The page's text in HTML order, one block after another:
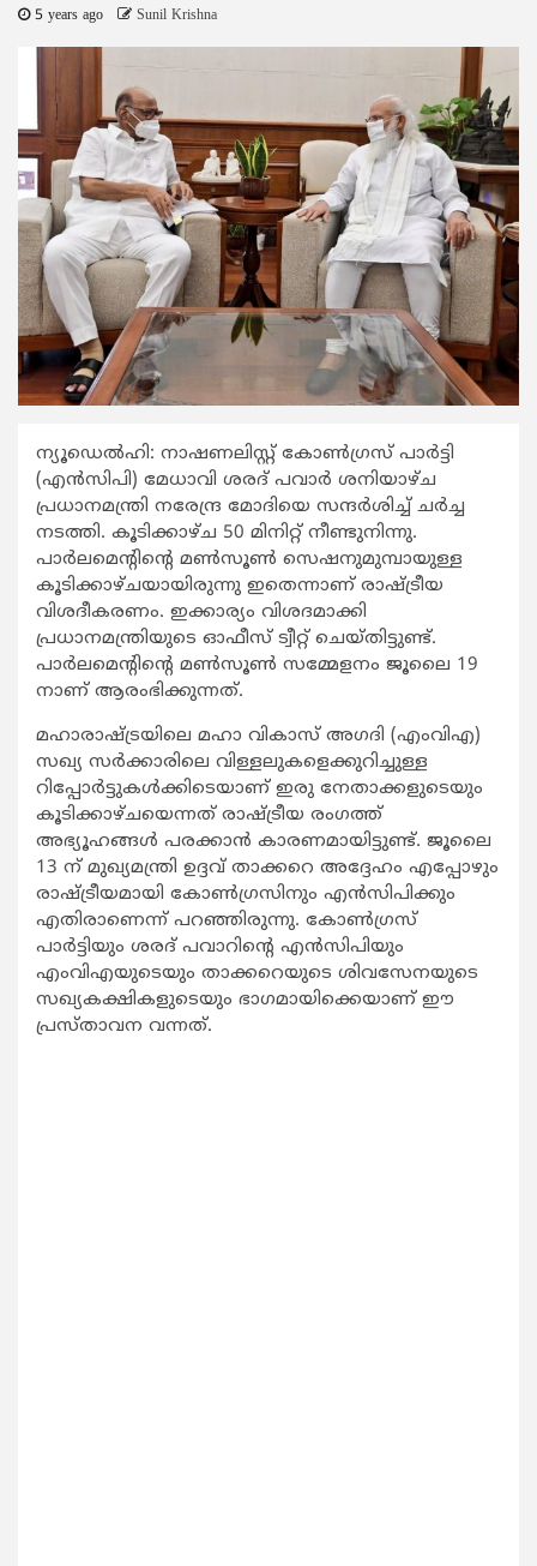
5 years ago Sunil Krishna
ന്യൂഡെല്‍ഹി: നാഷണലിസ്റ്റ് കോണ്‍ഗ്രസ് പാര്‍ട്ടി
(എന്‍സിപി) മേധാവി ശരദ് പവാര്‍ ശനിയാഴ്ച
പ്രധാനമന്ത്രി നരേന്ദ്ര മോദിയെ സന്ദര്‍ശിച്ച് ചര്‍ച്ച
നടത്തി. കൂടിക്കാഴ്ച 50 മിനിറ്റ് നീണ്ടുനിന്നു.
പാര്‍ലമെന്‍റിന്‍റെ മണ്‍സൂണ്‍ സെഷനുമുമ്പായുള്ള
കൂടിക്കാഴ്ചയായിരുന്നു ഇതെന്നാണ് രാഷ്ട്രീയ
വിശദീകരണം. ഇക്കാര്യം വിശദമാക്കി
പ്രധാനമന്ത്രിയുടെ ഓഫീസ് ട്വീറ്റ് ചെയ്തിട്ടുണ്ട്.
പാര്‍ലമെന്‍റിന്‍റെ മണ്‍സൂണ്‍ സമ്മേളനം ജൂലൈ 19
നാണ് ആരംഭിക്കുന്നത്.
മഹാരാഷ്ട്രയിലെ മഹാ വികാസ് അഗദി (എംവിഎ)
സഖ്യ സര്‍ക്കാരിലെ വിള്ളലുകളെക്കുറിച്ചുള്ള
റിപ്പോര്‍ട്ടുകള്‍ക്കിടെയാണ് ഇരു നേതാക്കളുടെയും
കൂടിക്കാഴ്ചയെന്നത് രാഷ്ട്രീയ രംഗത്ത്
അഭ്യൂഹങ്ങള്‍ പരക്കാന്‍ കാരണമായിട്ടുണ്ട്. ജൂലൈ
13 ന് മുഖ്യമന്ത്രി ഉദ്ദവ് താക്കറെ അദ്ദേഹം എപ്പോഴും
രാഷ്ട്രീയമായി കോണ്‍ഗ്രസിനും എന്‍സിപിക്കും
എതിരാണെന്ന് പറഞ്ഞിരുന്നു. കോണ്‍ഗ്രസ്
പാര്‍ട്ടിയും ശരദ് പവാറിന്‍റെ എന്‍സിപിയും
എംവിഎയുടെയും താക്കറെയുടെ ശിവസേനയുടെ
സഖ്യകക്ഷികളുടെയും ഭാഗമായിക്കെയാണ് ഈ
പ്രസ്താവന വന്നത്.